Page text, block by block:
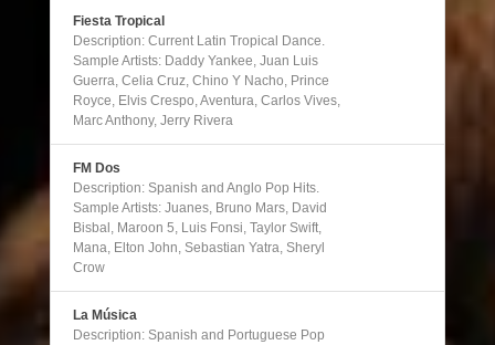
Fiesta Tropical
Description: Current Latin Tropical Dance.
Sample Artists: Daddy Yankee, Juan Luis
Guerra, Celia Cruz, Chino Y Nacho, Prince
Royce, Elvis Crespo, Aventura, Carlos Vives,
Marc Anthony, Jerry Rivera
FM Dos
Description: Spanish and Anglo Pop Hits.
Sample Artists: Juanes, Bruno Mars, David
Bisbal, Maroon 5, Luis Fonsi, Taylor Swift,
Mana, Elton John, Sebastian Yatra, Sheryl
Crow
La Música
Description: Spanish and Portuguese Pop